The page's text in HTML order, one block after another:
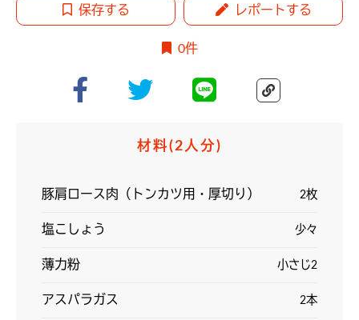
保存する レポートする
0件
材料(2人分)
豚肩ロース肉（トンカツ用・厚切り） 2枚
塩こしょう 少々
薄力粉 小さじ2
アスパラガス 2本